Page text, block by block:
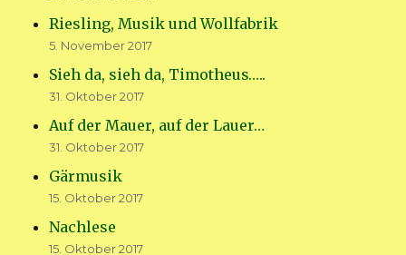
Riesling, Musik und Wollfabrik
5. November 2017
Sieh da, sieh da, Timotheus…..
31. Oktober 2017
Auf der Mauer, auf der Lauer…
31. Oktober 2017
Gärmusik
15. Oktober 2017
Nachlese
15. Oktober 2017